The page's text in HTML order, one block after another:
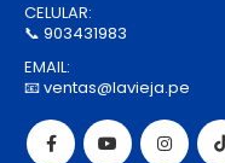
CELULAR:
📞 903431983
EMAIL:
📧 ventas@lavieja.pe